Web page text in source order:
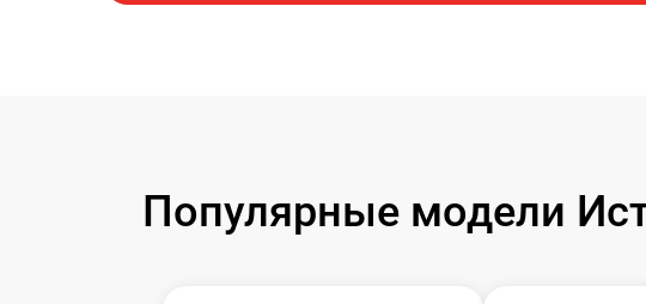
Популярные модели